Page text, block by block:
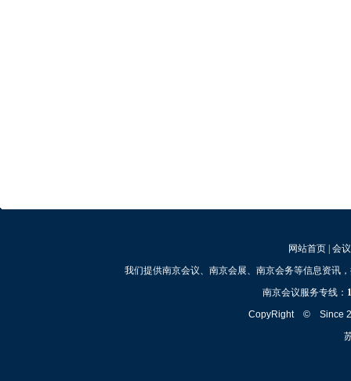
网站首页| 会
我们提供南京会议、南京会展、南京会务等信息资讯
南京会议服务专线：
CopyRight © Since